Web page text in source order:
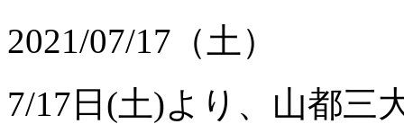
2021/07/17（土）
7/17日(土)より、山都三